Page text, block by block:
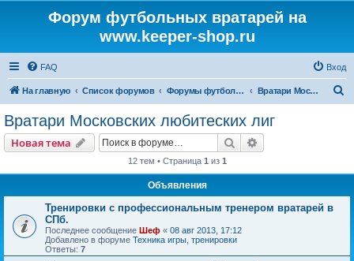
Форум футбольных вратарей на
www.keeper-shop.ru
FAQ Вход
На главную Список форумов Форумы футбольных вратарей Вратари Московских любитеских лиг
Вратари Московских любитеских лиг
Новая тема Поиск
12 тем • Страница 1 из 1
Объявления
Тренировки с профессиональным тренером вратарей в
СПб.
Последнее сообщение Шеф « 08 авг 2013, 17:12
Добавлено в форуме Техника игры, тренировки
Ответы: 7